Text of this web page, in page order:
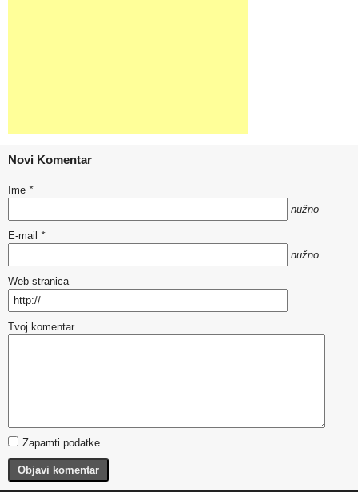
Novi Komentar
Ime *
nužno
E-mail *
nužno
Web stranica
Tvoj komentar
Zapamti podatke
Objavi komentar